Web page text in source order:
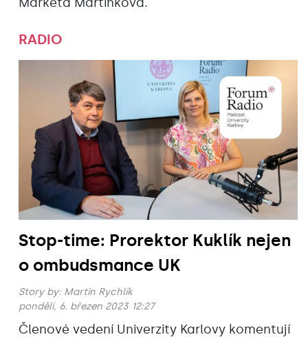
RADIO
Stop-time: Prorektor Kuklík nejen
o ombudsmance UK
Story by: Martin Rychlík
pondělí, 6. březen 2023 12:27
Členové vedení Univerzity Karlovy komentují